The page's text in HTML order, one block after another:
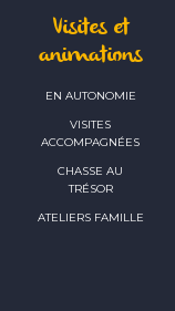
Visites et
animations
EN AUTONOMIE
VISITES
ACCOMPAGNÉES
CHASSE AU
TRÉSOR
ATELIERS FAMILLE